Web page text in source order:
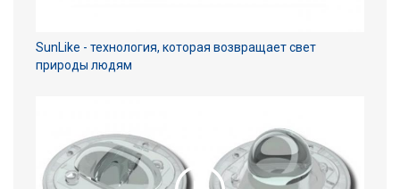
SunLike - технология, которая возвращает свет
природы людям